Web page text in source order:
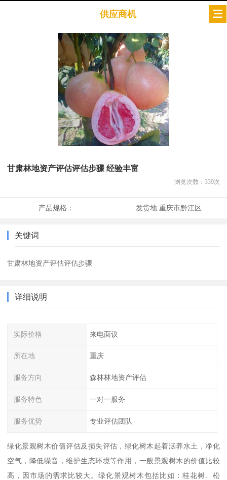
供应商机
甘肃林地资产评估评估步骤 经验丰富
浏览次数： 339次
产品规格： 发货地:重庆市黔江区
关键词
甘肃林地资产评估评估步骤
详细说明
实际价格 来电面议
所在地 重庆
服务方向 森林林地资产评估
服务特色 一对一服务
服务优势 专业评估团队
绿化景观树木价值评估及损失评估，绿化树木起着涵养水土，净化
空气，降低噪音，维护生态环境等作用，一般景观树木的价值比较
高，因市场的需求比较大。绿化景观树木包括比如：桂花树、松